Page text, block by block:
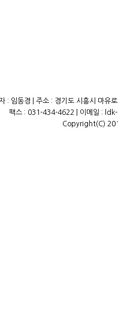
: 임동경 | 주소 : 경기도 시흥시 마
팩스 : 031-434-4622 | 이메일 :
Copyright(C)